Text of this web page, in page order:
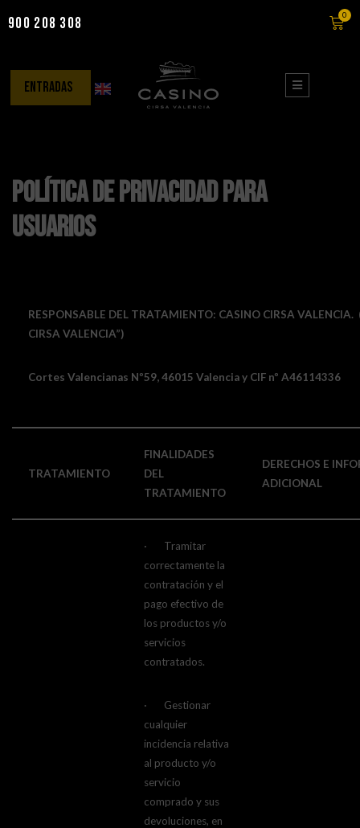
contenido
900 208 308 0
entradas
Política de Privacidad para
Usuarios
RESPONSABLE DEL TRATAMIENTO: CASINO CIRSA VALENCIA.
CIRSA VALENCIA”)
Cortes Valencianas Nº59, 46015 Valencia y CIF nº A46114336
TRATAMIENTO
FINALIDADES
DEL
TRATAMIENTO
DERECHOS E
ADICIONAL
· Tramitar
correctamente la
contratación y el
pago efectivo de
los productos y/o
servicios
contratados.
· Gestionar
cualquier
incidencia relativa
al producto y/o
servicio
comprado y sus
devoluciones, en